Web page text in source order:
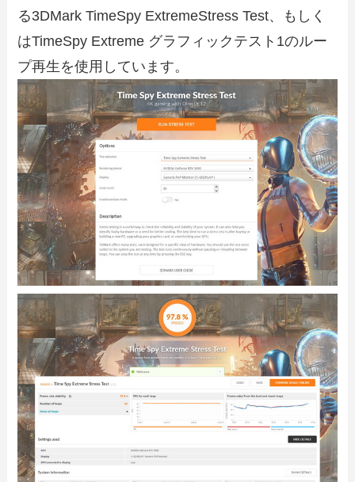
る3DMark TimeSpy ExtremeStress Test、もしく
はTimeSpy Extreme グラフィックテスト1のルー
プ再生を使用しています。